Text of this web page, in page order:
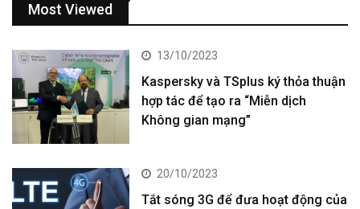
Most Viewed
13/10/2023
Kaspersky và TSplus ký thỏa thuận
hợp tác để tạo ra “Miễn dịch
Không gian mạng”
20/10/2023
Tắt sóng 3G để đưa hoạt động của